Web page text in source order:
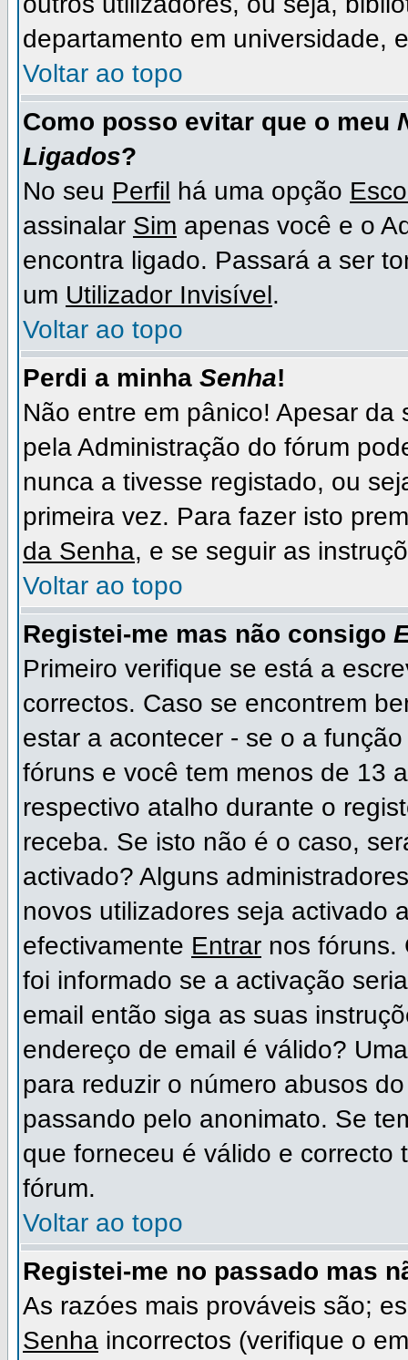
departamento em universidade,
Voltar ao topo
Como posso evitar que o meu
Ligados?
No seu Perfil há uma opção
assinalar Sim apenas você e o
encontra ligado. Passará a ser
um Utilizador Invisível.
Voltar ao topo
Perdi a minha Senha!
Não entre em pânico! Apesar da
pela Administração do fórum
nunca a tivesse registado, ou
primeira vez. Para fazer isto
da Senha, e se seguir as
Voltar ao topo
Registei-me mas não consigo
Primeiro verifique se está a
correctos. Caso se encontrem
estar a acontecer - se o a
fóruns e você tem menos de 13
respectivo atalho durante o
receba. Se isto não é o caso,
activado? Alguns
novos utilizadores seja activado
efectivamente Entrar nos fóruns.
foi informado se a activação
email então siga as suas
endereço de email é válido?
para reduzir o número abusos
passando pelo anonimato. Se
que forneceu é válido e correcto
fórum.
Voltar ao topo
Registei-me no passado mas
As razóes mais prováveis são;
Senha incorrectos (verifique o